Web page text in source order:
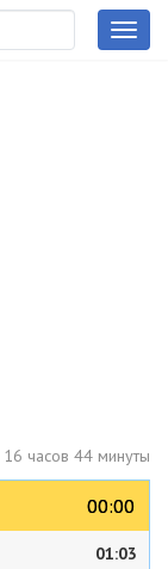
16 часов 44 минуты
00:00
00:00
01:03